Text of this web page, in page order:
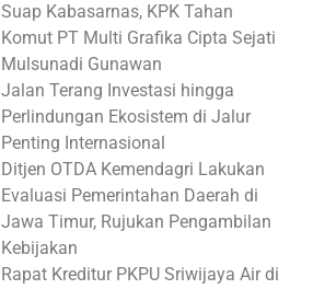
Suap Kabasarnas, KPK Tahan
Komut PT Multi Grafika Cipta Sejati
Mulsunadi Gunawan
Jalan Terang Investasi hingga
Perlindungan Ekosistem di Jalur
Penting Internasional
Ditjen OTDA Kemendagri Lakukan
Evaluasi Pemerintahan Daerah di
Jawa Timur, Rujukan Pengambilan
Kebijakan
Rapat Kreditur PKPU Sriwijaya Air di